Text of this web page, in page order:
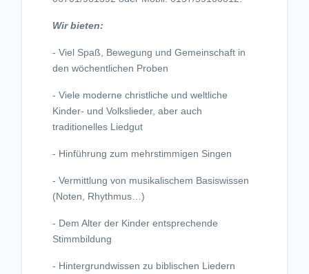
Wir bieten:
- Viel Spaß, Bewegung und Gemeinschaft in
den wöchentlichen Proben
- Viele moderne christliche und weltliche
Kinder- und Volkslieder, aber auch
traditionelles Liedgut
- Hinführung zum mehrstimmigen Singen
- Vermittlung von musikalischem Basiswissen
(Noten, Rhythmus…)
- Dem Alter der Kinder entsprechende
Stimmbildung
- Hintergrundwissen zu biblischen Liedern